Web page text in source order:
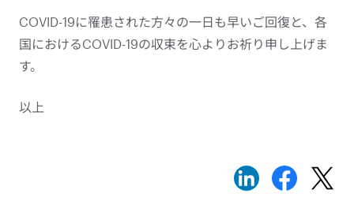
COVID-19に罹患された方々の一日も早いご回復と、各
国におけるCOVID-19の収束を心よりお祈り申し上げま
す。
以上